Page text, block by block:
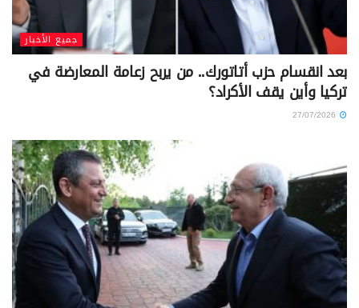
جميع الأخبار
بعد انقسام حزب أتاتورك.. من يربح زعامة المعارضة في
تركيا وأين يقف الأكراد؟